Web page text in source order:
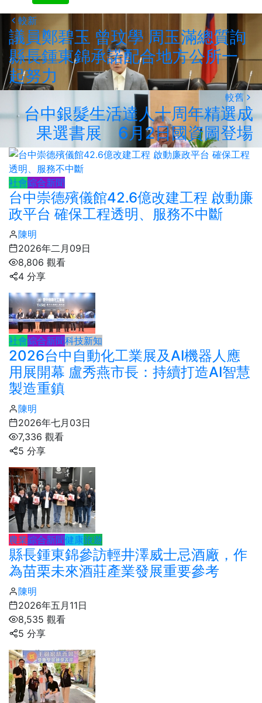
較新
議員鄭碧玉 曾玟學 周玉滿總質詢
縣長鍾東錦承諾配合地方公所一
起努力
較舊
台中銀髮生活達人十周年精選成
果選書展 6月2日國資圖登場
社會綜合新聞
台中崇德殯儀館42.6億改建工程 啟動廉
政平台 確保工程透明、服務不中斷
陳明
2026年二月09日
8,806 觀看
4 分享
社會綜合新聞科技新知
2026台中自動化工業展及AI機器人應
用展開幕 盧秀燕市長：持續打造AI智慧
製造重鎮
陳明
2026年七月03日
7,336 觀看
5 分享
農業綜合新聞健康旅遊
縣長鍾東錦參訪輕井澤威士忌酒廠，作
為苗栗未來酒莊產業發展重要參考
陳明
2026年五月11日
8,535 觀看
5 分享